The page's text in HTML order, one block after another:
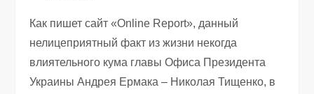
Как пишет сайт «Online Report», данный
нелицеприятный факт из жизни некогда
влиятельного кума главы Офиса Президента
Украины Андрея Ермака – Николая Тищенко, в